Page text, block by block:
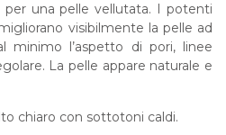
una pelle vellutata. I potenti
visibilmente la pelle ad
minimo l’aspetto di pori, linee
La pelle appare naturale e
chiaro con sottotoni caldi.